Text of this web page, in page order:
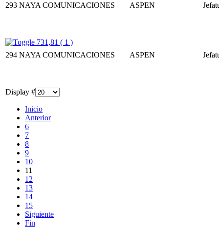
Display #
Inicio
Anterior
6
7
8
9
10
11
12
13
14
15
Siguiente
Fin
293 NAYA COMUNICACIONES ASPEN
731,81 ( 1 )
294 NAYA COMUNICACIONES ASPEN